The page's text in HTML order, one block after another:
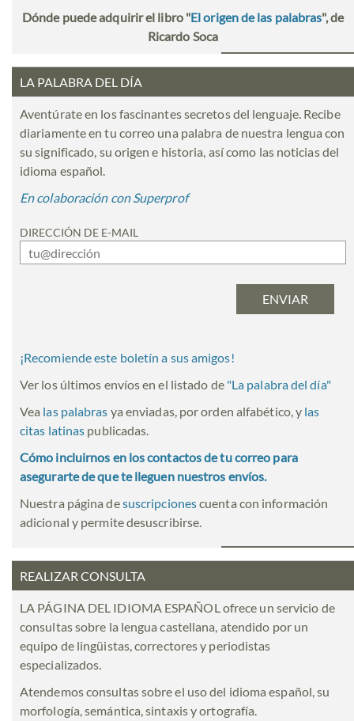
Dónde puede adquirir el libro "El origen de las palabras", de
Ricardo Soca
LA PALABRA DEL DÍA
Aventúrate en los fascinantes secretos del lenguaje. Recibe
diariamente en tu correo una palabra de nuestra lengua con
su significado, su origen e historia, así como las noticias del
idioma español.
En colaboración con Superprof
DIRECCIÓN DE E-MAIL
¡Recomiende este boletín a sus amigos!
Ver los últimos envíos en el listado de "La palabra del día"
Vea las palabras ya enviadas, por orden alfabético, y las
citas latinas publicadas.
Cómo incluirnos en los contactos de tu correo para
asegurarte de que te lleguen nuestros envíos.
Nuestra página desuscripcionescuenta con información
adicional y permite desuscribirse.
REALIZAR CONSULTA
LA PÁGINA DEL IDIOMA ESPAÑOL ofrece un servicio de
consultas sobre la lengua castellana, atendido por un
equipo de lingüistas, correctores y periodistas
especializados.
Atendemos consultas sobre el uso del idioma español, su
morfología, semántica, sintaxis y ortografía.